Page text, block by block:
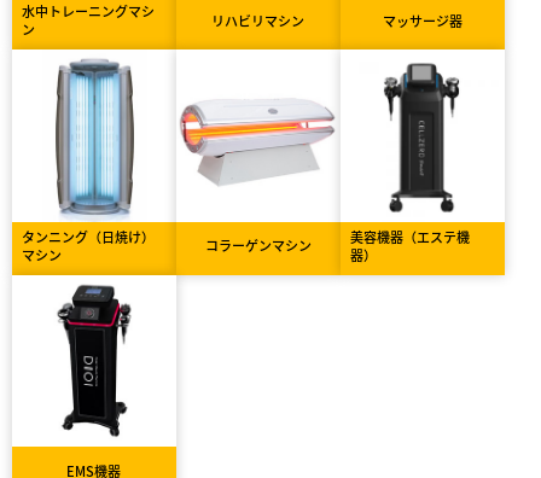
水中トレーニングマシ
ン
リハビリマシン マッサージ器
タンニング（日焼け）
マシン
コラーゲンマシン
美容機器（エステ機
器）
EMS機器